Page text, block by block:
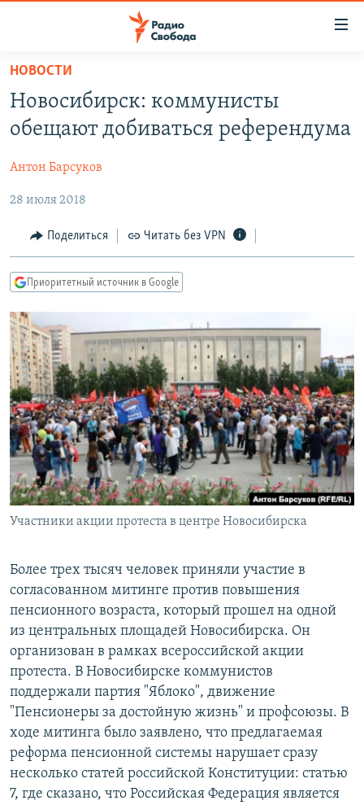
упрощенного
доступа
Вернуться
основному
Вернутся
главной
навигации
Вернутся
поиску
ПРОГРАММЫ
ПОДКАСТЫ
ЦИТАТЫ СВОБОДЫ
МНЕНИЯ
КУЛЬТУРА
IDEL.РЕАЛИИ
КАВКАЗ.РЕАЛИИ
СЕВЕР.РЕАЛИИ
СИБИРЬ.РЕАЛИИ
РАСПИСАНИЕ ВЕЩАНИЯ
ПОДПИШИТЕСЬ НА РАССЫЛКУ
СОЦИАЛЬНЫЕ СЕТИ
Все сайты РСЕ/РС
НОВОСТИ
Новосибирск: коммунисты
обещают добиваться референдума
Антон Барсуков
28 июля 2018
Поделиться Читать без VPN
Приоритетный источник в Google
Участники акции протеста в центре Новосибирска
Более трех тысяч человек приняли участие в
согласованном митинге против повышения
пенсионного возраста, который прошел на одной
из центральных площадей Новосибирска. Он
организован в рамках всероссийской акции
протеста. В Новосибирске коммунистов
поддержали партия "Яблоко", движение
"Пенсионеры за достойную жизнь" и профсоюзы. В
ходе митинга было заявлено, что предлагаемая
реформа пенсионной системы нарушает сразу
несколько статей российской Конституции: статью
7, где сказано, что Российская Федерация является